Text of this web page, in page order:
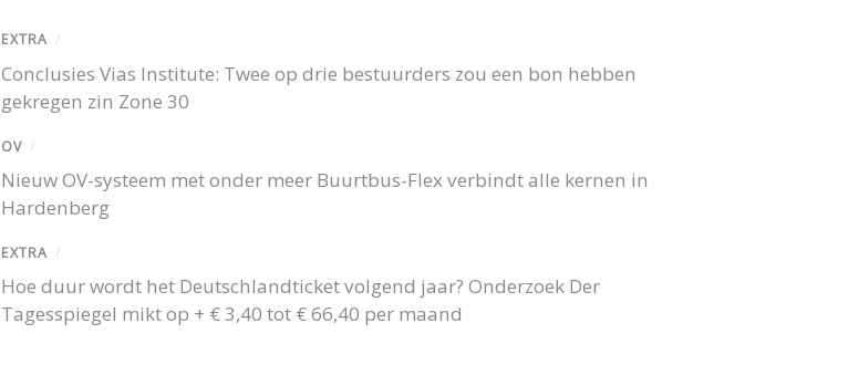
EXTRA /
Conclusies Vias Institute: Twee op drie bestuurders zou een bon hebben
gekregen zin Zone 30
OV /
Nieuw OV-systeem met onder meer Buurtbus-Flex verbindt alle kernen in
Hardenberg
EXTRA /
Hoe duur wordt het Deutschlandticket volgend jaar? Onderzoek Der
Tagesspiegel mikt op + € 3,40 tot € 66,40 per maand